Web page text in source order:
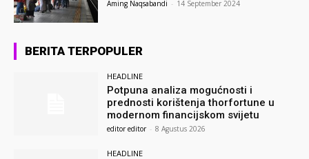
Aming Naqsabandi - 14 September 2024
BERITA TERPOPULER
HEADLINE
Potpuna analiza mogućnosti i
prednosti korištenja thorfortune u
modernom financijskom svijetu
editor editor - 8 Agustus 2026
HEADLINE